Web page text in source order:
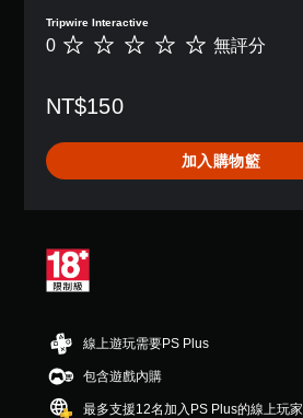
Tripwire Interactive
無
0 無評分
NT$150
加入購物籃
線上遊玩需要PS Plus
包含遊戲內購
最多支援12名加入PS Plus的線上玩家